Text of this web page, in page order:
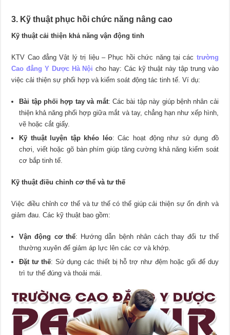
3. Kỹ thuật phục hồi chức năng nâng cao
Kỹ thuật cải thiện khả năng vận động tinh
KTV Cao đẳng Vật lý trị liệu – Phục hồi chức năng tại các trường
Cao đẳng Y Dược Hà Nội cho hay: Các kỹ thuật này tập trung vào
việc cải thiện sự phối hợp và kiểm soát động tác tinh tế. Ví dụ:
Bài tập phối hợp tay và mắt: Các bài tập này giúp bệnh nhân cải
thiện khả năng phối hợp giữa mắt và tay, chẳng hạn như xếp hình,
vẽ hoặc cắt giấy.
Kỹ thuật luyện tập khéo léo: Các hoạt động như sử dụng đồ
chơi, viết hoặc gõ bàn phím giúp tăng cường khả năng kiểm soát
cơ bắp tinh tế.
Kỹ thuật điều chỉnh cơ thể và tư thế
Việc điều chỉnh cơ thể và tư thế có thể giúp cải thiện sự ổn định và
giảm đau. Các kỹ thuật bao gồm:
Vận động cơ thể: Hướng dẫn bệnh nhân cách thay đổi tư thế
thường xuyên để giảm áp lực lên các cơ và khớp.
Đặt tư thế: Sử dụng các thiết bị hỗ trợ như đệm hoặc gối để duy
trì tư thế đúng và thoải mái.